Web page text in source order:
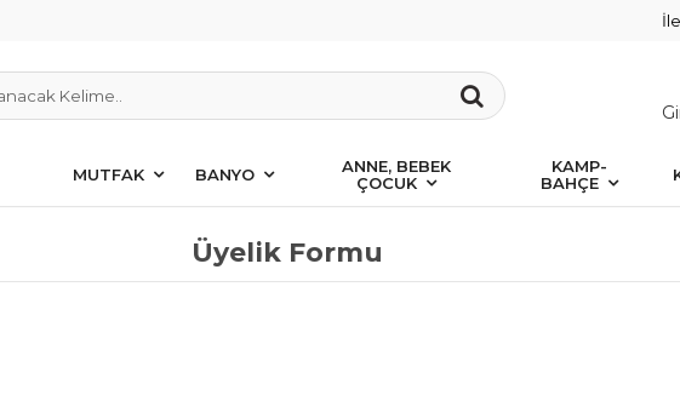
MUTFAK BANYO
ANNE, BEBEK
ÇOCUK
KAMP-
BAHÇE
Üyelik Formu